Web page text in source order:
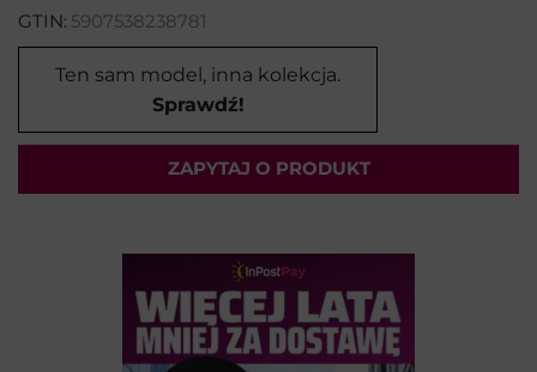
GTIN: 5907538238781
Ten sam model, inna kolekcja.
Sprawdź!
ZAPYTAJ O PRODUKT
Wybierz temat:
Imię i nazwisko*: